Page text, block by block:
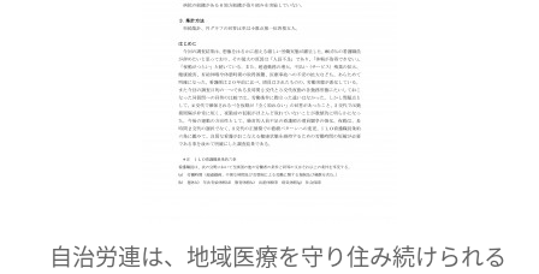
自治労連は、地域医療を守り住み続けられる